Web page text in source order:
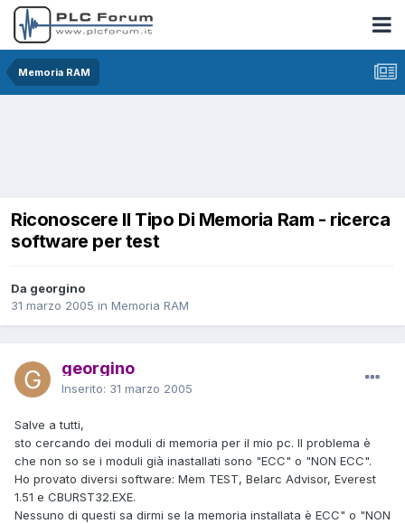
Memoria RAM
Riconoscere Il Tipo Di Memoria Ram - ricerca
software per test
Da georgino
31 marzo 2005 in Memoria RAM
georgino
Inserito: 31 marzo 2005
Salve a tutti,
sto cercando dei moduli di memoria per il mio pc. Il problema è
che non so se i moduli già inastallati sono "ECC" o "NON ECC".
Ho provato diversi software: Mem TEST, Belarc Advisor, Everest
1.51 e CBURST32.EXE.
Nessuno di questi sa dirmi se la memoria installata è ECC" o "NON